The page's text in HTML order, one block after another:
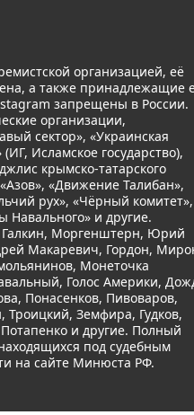
организацией, её
а также принадлежащие
запрещены в России.
организации,
сектор», «Украинская
Исламское государство),
крымско-татарского
«Движение Талибан»,
рух», «Чёрный комитет»,
Навального» и другие.
Моргенштерн, Юрий
Макаревич, Гордон,
Монеточка
Голос Америки,
Понасенков, Пивоваров,
Земфира, Гудков,
и другие. Полный
под судебным
на сайте Минюста РФ.